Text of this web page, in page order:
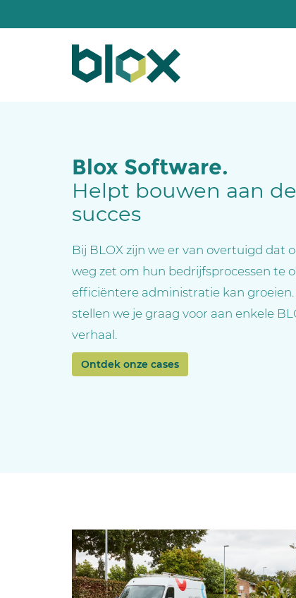
Blox Software.
Helpt bouwen aan
succes
Bij BLOX zijn we er van overtuigd dat
weg zet om hun bedrijfsprocessen te
efficiëntere administratie kan
stellen we je graag voor aan enkele
verhaal.
Ontdek onze cases